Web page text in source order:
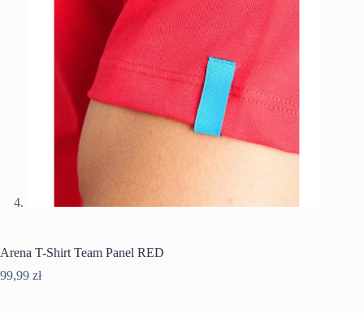
Arena T-Shirt Team Panel RED
99,99 zł